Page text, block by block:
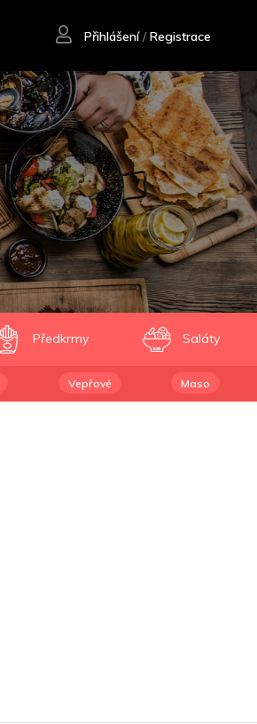
Přihlášení/Registrace
Předkrmy Saláty
Vepřové Maso